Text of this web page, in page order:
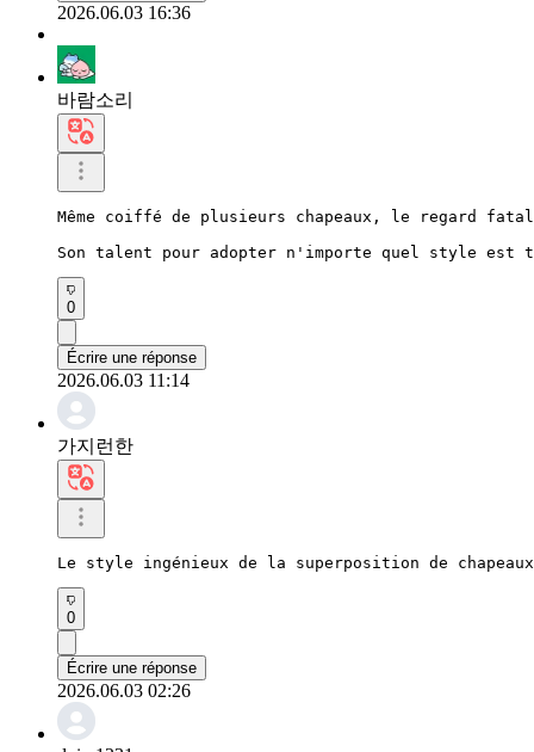
2026.06.03 16:36
바람소리
Même coiffé de plusieurs chapeaux, le regard
Son talent pour adopter n'importe quel style est
0
Écrire une réponse
2026.06.03 11:14
가지런한
Le style ingénieux de la superposition de
0
Écrire une réponse
2026.06.03 02:26